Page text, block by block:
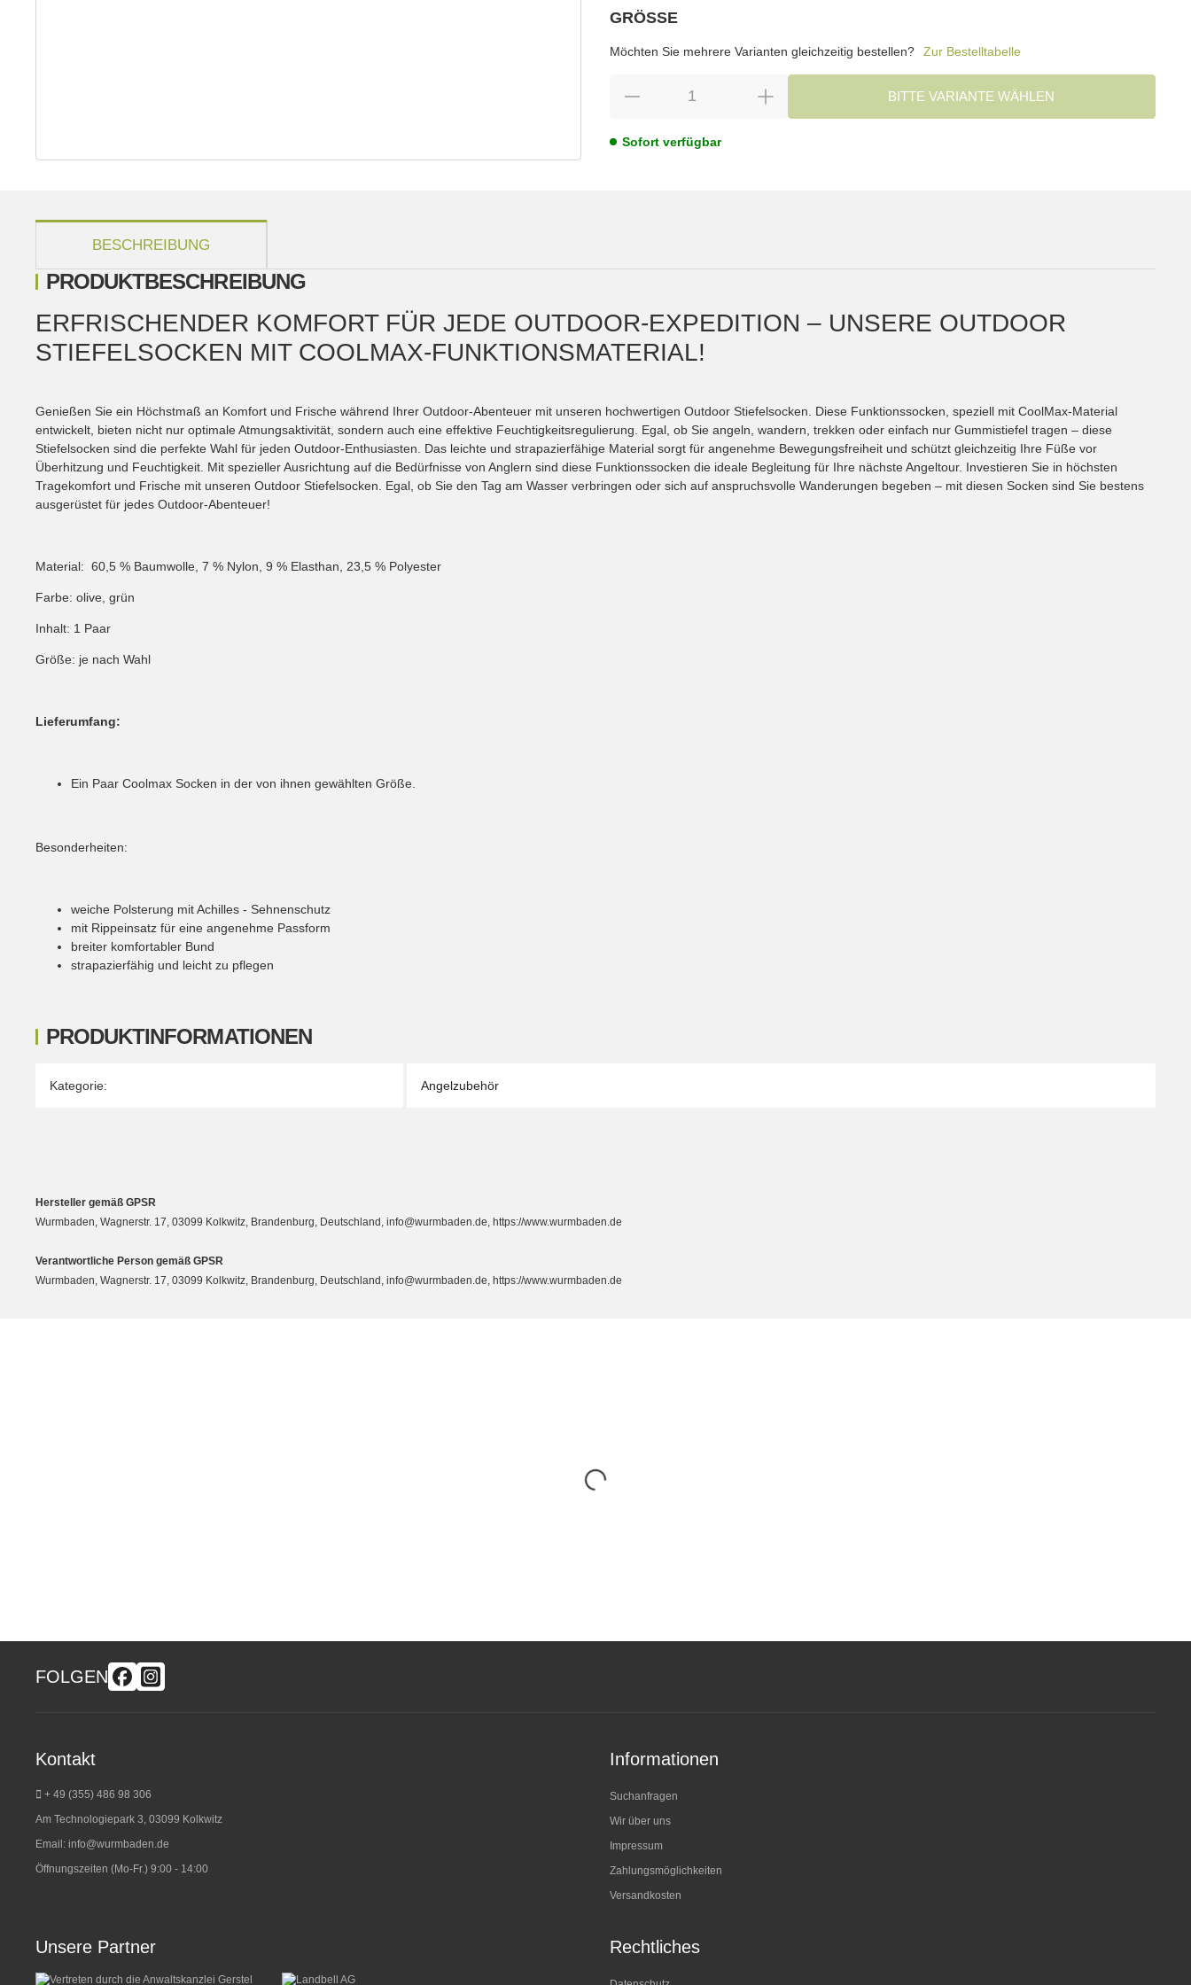
GRÖSSE
Möchten Sie mehrere Varianten gleichzeitig bestellen?
Zur Bestelltabelle
BITTE VARIANTE WÄHLEN
Sofort verfügbar
BESCHREIBUNG
PRODUKTINFORMATIONEN
Produkteigenschaft
Wert
Kategorie: Angelzubehör
PRODUKTBESCHREIBUNG
ERFRISCHENDER KOMFORT FÜR JEDE OUTDOOR-EXPEDITION – UNSERE OUTDOOR
STIEFELSOCKEN MIT COOLMAX-FUNKTIONSMATERIAL!
Genießen Sie ein Höchstmaß an Komfort und Frische während Ihrer Outdoor-Abenteuer mit unseren hochwertigen Outdoor Stiefelsocken. Diese Funktionssocken, speziell mit CoolMax-Material
entwickelt, bieten nicht nur optimale Atmungsaktivität, sondern auch eine effektive Feuchtigkeitsregulierung. Egal, ob Sie angeln, wandern, trekken oder einfach nur Gummistiefel tragen – diese
Stiefelsocken sind die perfekte Wahl für jeden Outdoor-Enthusiasten. Das leichte und strapazierfähige Material sorgt für angenehme Bewegungsfreiheit und schützt gleichzeitig Ihre Füße vor
Überhitzung und Feuchtigkeit. Mit spezieller Ausrichtung auf die Bedürfnisse von Anglern sind diese Funktionssocken die ideale Begleitung für Ihre nächste Angeltour. Investieren Sie in höchsten
Tragekomfort und Frische mit unseren Outdoor Stiefelsocken. Egal, ob Sie den Tag am Wasser verbringen oder sich auf anspruchsvolle Wanderungen begeben – mit diesen Socken sind Sie bestens
ausgerüstet für jedes Outdoor-Abenteuer!
Material: 60,5 % Baumwolle, 7 % Nylon, 9 % Elasthan, 23,5 % Polyester
Farbe: olive, grün
Inhalt: 1 Paar
Größe: je nach Wahl
Lieferumfang:
Ein Paar Coolmax Socken in der von ihnen gewählten Größe.
Besonderheiten:
weiche Polsterung mit Achilles - Sehnenschutz
mit Rippeinsatz für eine angenehme Passform
breiter komfortabler Bund
strapazierfähig und leicht zu pflegen
Hersteller gemäß GPSR
Wurmbaden, Wagnerstr. 17, 03099 Kolkwitz, Brandenburg, Deutschland, info@wurmbaden.de, https://www.wurmbaden.de
Verantwortliche Person gemäß GPSR
Wurmbaden, Wagnerstr. 17, 03099 Kolkwitz, Brandenburg, Deutschland, info@wurmbaden.de, https://www.wurmbaden.de
FOLGEN
Kontakt
+ 49 (355) 486 98 306
Am Technologiepark 3, 03099 Kolkwitz
Email: info@wurmbaden.de
Öffnungszeiten (Mo-Fr.) 9:00 - 14:00
Informationen
Suchanfragen
Wir über uns
Impressum
Zahlungsmöglichkeiten
Versandkosten
Unsere Partner Rechtliches